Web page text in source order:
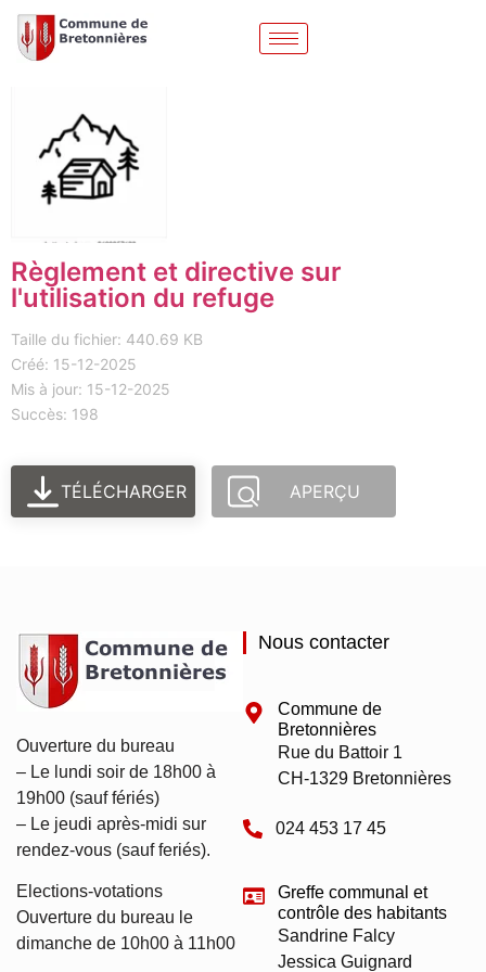
Règlement et directive sur
l'utilisation du refuge
Taille du fichier: 440.69 KB
Créé: 15-12-2025
Mis à jour: 15-12-2025
Succès: 198
TÉLÉCHARGER APERÇU
Ouverture du bureau
– Le lundi soir de 18h00 à
19h00 (sauf fériés)
– Le jeudi après-midi sur
rendez-vous (sauf feriés).
Elections-votations
Ouverture du bureau le
dimanche de 10h00 à 11h00
Nous contacter
Commune de
Bretonnières
Rue du Battoir 1
CH-1329 Bretonnières
024 453 17 45
Greffe communal et
contrôle des habitants
Sandrine Falcy
Jessica Guignard